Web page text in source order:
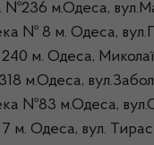
№236 м.Одеса,
№ 8 м. Одеса,
м. Одеса,
м.Одеса,
№83 м.Одеса,
Одеса, вул.